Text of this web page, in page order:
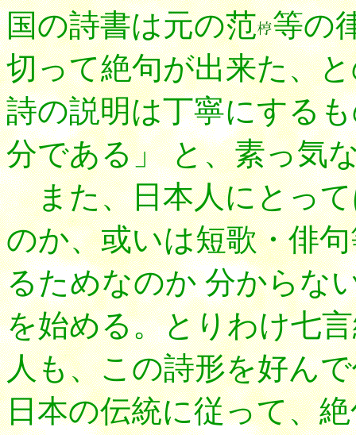
国の詩書は元の范 等の
切って絶句が出来た、
詩の説明は丁寧にする
分である」 と、素っ気
また、日本人にとって
のか、或いは短歌・俳
るためなのか 分からな
を始める。とりわけ七
人も、この詩形を好ん
日本の伝統に従って、